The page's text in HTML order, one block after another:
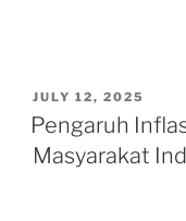
POSTED
ON
JULY 12, 2025
Pengaruh
Masyarakat